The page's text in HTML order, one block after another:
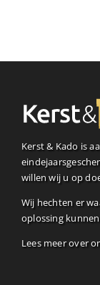
Kerst & Kado is
willen wij u op
Wij hechten er
oplossing
Lees meer over